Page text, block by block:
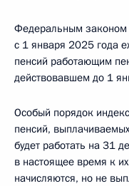
Федеральным законом
с 1 января 2025 года
пенсий работающим
действовавшем до 1
Особый порядок
пенсий,
будет работать на 31
в настоящее время к
начисляются, но не